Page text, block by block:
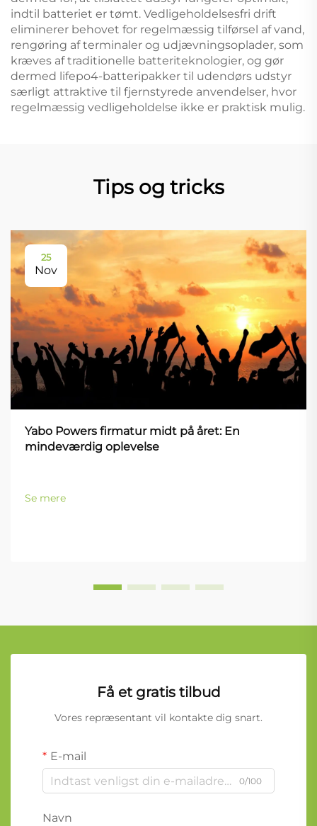
indtil batteriet er tømt. Vedligeholdelsesfri drift
eliminerer behovet for regelmæssig tilførsel af vand,
rengøring af terminaler og udjævningsoplader, som
kræves af traditionelle batteriteknologier, og gør
dermed lifepo4-batteripakker til udendørs udstyr
særligt attraktive til fjernstyrede anvendelser, hvor
regelmæssig vedligeholdelse ikke er praktisk mulig.
Tips og tricks
25
Nov
Yabo Powers firmatur midt på året: En
mindeværdig oplevelse
Se mere
Få et gratis tilbud
Vores repræsentant vil kontakte dig snart.
E-mail
0/100
Navn